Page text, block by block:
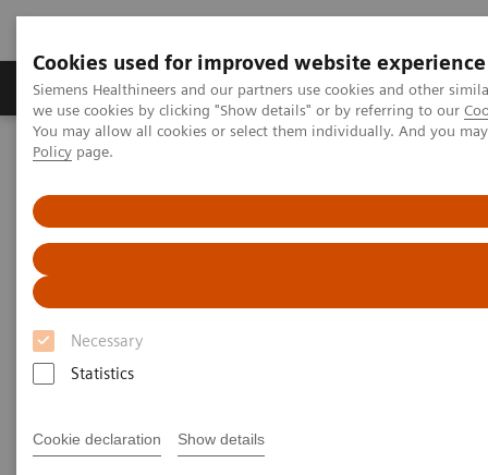
Cookies used for improved website experience
Siemens Healthineers and our partners use cookies and other
we use cookies by clicking "Show details" or by referring to our
You may allow all cookies or select them individually. And you
Policy page.
Necessary
Statistics
Cookie declaration Show details
Productos y servicios Especialidades Clínicas
Siemens Healthineers Latinoamérica
Scientific Presentations
Innovations in PET/CT artificial intelligence
Innovations in PET/CT artificial
intelligence
EANM 2020 - Expert Talk